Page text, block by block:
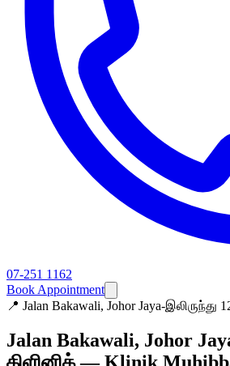
07-251 1162
Book Appointment
📍 Jalan Bakawali, Johor Jaya-இலிருந்து
Jalan Bakawali, Johor